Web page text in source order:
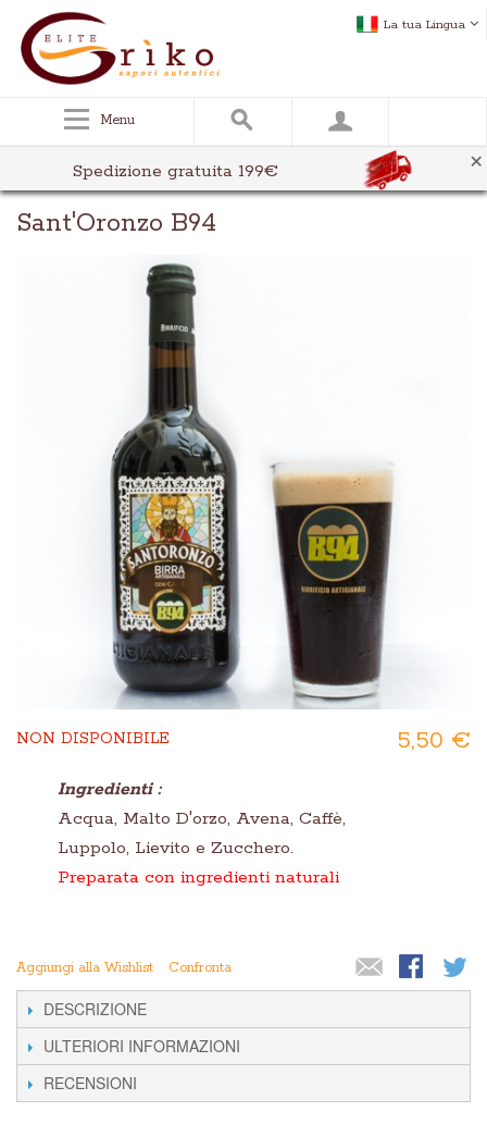
La tua Lingua
Menu
×
Spedizione gratuita 199€
Sant'Oronzo B94
5,50 €
NON DISPONIBILE
Ingredienti :
Acqua, Malto D'orzo, Avena, Caffè,
Luppolo, Lievito e Zucchero.
Preparata con ingredienti naturali
Aggiungi alla Wishlist Confronta
DESCRIZIONE
ULTERIORI INFORMAZIONI
RECENSIONI